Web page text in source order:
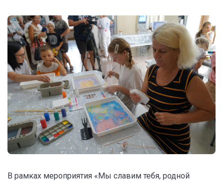
В рамках мероприятия «Мы славим тебя, родной